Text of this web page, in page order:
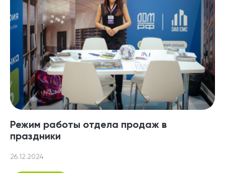
Режим работы отдела продаж в
праздники
26.12.2024